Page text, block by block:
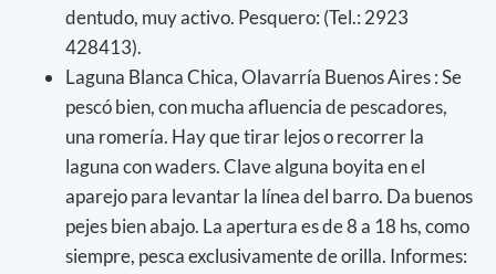
dentudo, muy activo. Pesquero: (Tel.: 2923
428413).
Laguna Blanca Chica, Olavarría Buenos Aires : Se
pescó bien, con mucha afluencia de pescadores,
una romería. Hay que tirar lejos o recorrer la
laguna con waders. Clave alguna boyita en el
aparejo para levantar la línea del barro. Da buenos
pejes bien abajo. La apertura es de 8 a 18 hs, como
siempre, pesca exclusivamente de orilla. Informes: